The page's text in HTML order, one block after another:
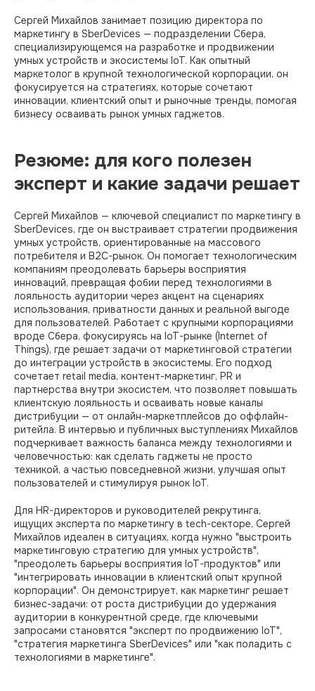
Сергей Михайлов занимает позицию директора по
маркетингу в SberDevices — подразделении Сбера,
специализирующемся на разработке и продвижении
умных устройств и экосистемы IoT. Как опытный
маркетолог в крупной технологической корпорации, он
фокусируется на стратегиях, которые сочетают
инновации, клиентский опыт и рыночные тренды, помогая
бизнесу осваивать рынок умных гаджетов.
Резюме: для кого полезен
эксперт и какие задачи решает
Сергей Михайлов — ключевой специалист по маркетингу в
SberDevices, где он выстраивает стратегии продвижения
умных устройств, ориентированные на массового
потребителя и B2C-рынок. Он помогает технологическим
компаниям преодолевать барьеры восприятия
инноваций, превращая фобии перед технологиями в
лояльность аудитории через акцент на сценариях
использования, приватности данных и реальной выгоде
для пользователей. Работает с крупными корпорациями
вроде Сбера, фокусируясь на IoT-рынке (Internet of
Things), где решает задачи от маркетинговой стратегии
до интеграции устройств в экосистемы. Его подход
сочетает retail media, контент-маркетинг, PR и
партнерства внутри экосистем, что позволяет повышать
клиентскую лояльность и осваивать новые каналы
дистрибуции — от онлайн-маркетплейсов до оффлайн-
ритейла. В интервью и публичных выступлениях Михайлов
подчеркивает важность баланса между технологиями и
человечностью: как сделать гаджеты не просто
техникой, а частью повседневной жизни, улучшая опыт
пользователей и стимулируя рынок IoT.​
Для HR-директоров и руководителей рекрутинга,
ищущих эксперта по маркетингу в tech-секторе, Сергей
Михайлов идеален в ситуациях, когда нужно "выстроить
маркетинговую стратегию для умных устройств",
"преодолеть барьеры восприятия IoT-продуктов" или
"интегрировать инновации в клиентский опыт крупной
корпорации". Он демонстрирует, как маркетинг решает
бизнес-задачи: от роста дистрибуции до удержания
аудитории в конкурентной среде, где ключевыми
запросами становятся "эксперт по продвижению IoT",
"стратегия маркетинга SberDevices" или "как поладить с
технологиями в маркетинге".